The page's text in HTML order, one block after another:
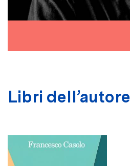
Libri dell’autore